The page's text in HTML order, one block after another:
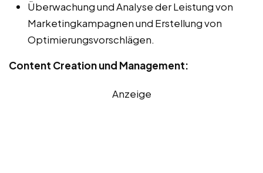
Überwachung und Analyse der Leistung von
Marketingkampagnen und Erstellung von
Optimierungsvorschlägen.
Content Creation und Management:
Anzeige